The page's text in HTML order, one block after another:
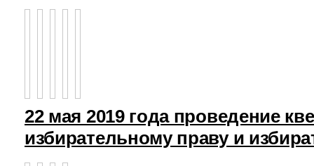
22 мая 2019 года проведение
избирательному праву и